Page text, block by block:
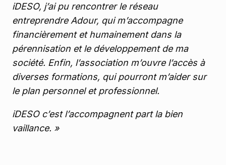
iDESO, j’ai pu rencontrer le réseau
entreprendre Adour, qui m’accompagne
financièrement et humainement dans la
pérennisation et le développement de ma
société. Enfin, l’association m’ouvre l’accès à
diverses formations, qui pourront m’aider sur
le plan personnel et professionnel.
iDESO c’est l’accompagnent part la bien
vaillance. »